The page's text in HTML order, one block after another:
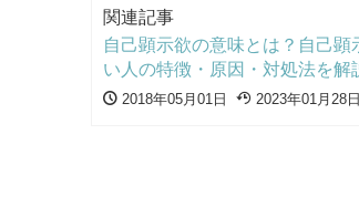
関連記事
自己顕示欲の意味とは？自己顕
い人の特徴・原因・対処法を解
2018年05月01日 2023年01月28日